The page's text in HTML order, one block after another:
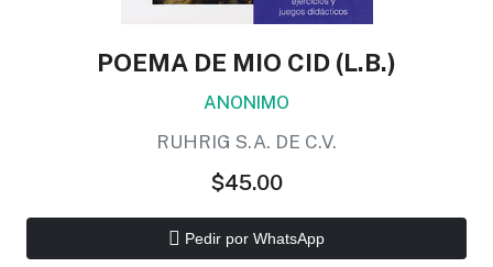
POEMA DE MIO CID (L.B.)
ANONIMO
RUHRIG S.A. DE C.V.
$45.00
Pedir por WhatsApp